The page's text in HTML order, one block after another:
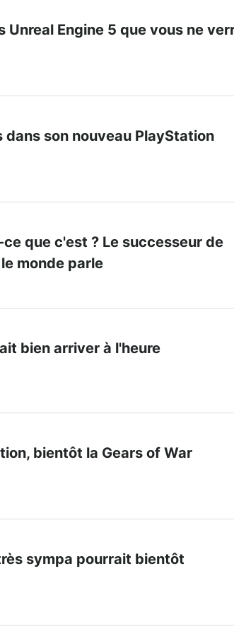
Unreal Engine 5 que vous ne
son nouveau PlayStation
que c'est ? Le successeur de
monde parle
bien arriver à l'heure
bientôt la Gears of War
sympa pourrait bientôt